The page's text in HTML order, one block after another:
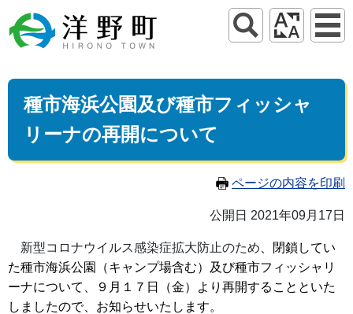
種市海浜公園及び種市フィッシャ
リーナの再開について
ページの内容を印刷
公開日 2021年09月17日
新型コロナウイルス感染症拡大防止のため 、閉鎖してい
た種市海浜公園（キャンプ場含む）及び種市フィッシャリ
ーナについて、９月１７日（金）より再開することといた
しましたので、お知らせいたします。